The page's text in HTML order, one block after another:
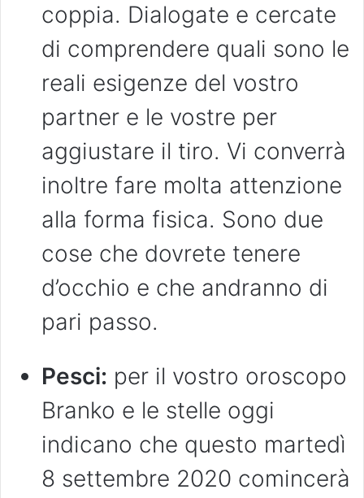
coppia. Dialogate e cercate
di comprendere quali sono le
reali esigenze del vostro
partner e le vostre per
aggiustare il tiro. Vi converrà
inoltre fare molta attenzione
alla forma fisica. Sono due
cose che dovrete tenere
d’occhio e che andranno di
pari passo.
Pesci: per il vostro oroscopo
Branko e le stelle oggi
indicano che questo martedì
8 settembre 2020 comincerà